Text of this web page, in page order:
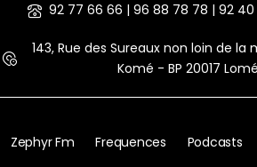
92 77 66 66 | 96 88 78 78 | 92 40
143, Rue des Sureaux non loin de
Komé - BP 20017
Zephyr Fm Frequences Podcasts